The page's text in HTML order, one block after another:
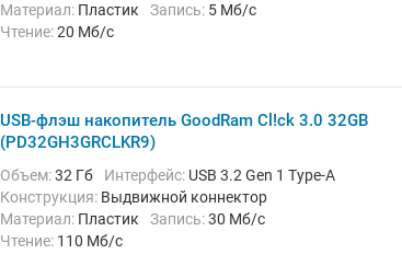
Материал: Пластик Запись: 5 Мб/с
Чтение:20 Мб/с
USB-флэш накопитель GoodRam Cl!ck 3.0 32GB
(PD32GH3GRCLKR9)
Объем:32 Гб Интерфейс: USB 3.2 Gen 1 Type-A
Конструкция: Выдвижной коннектор
Материал: Пластик Запись:30 Мб/с
Чтение: 110 Мб/с